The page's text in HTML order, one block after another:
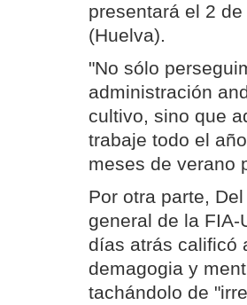
presentará el 2
(Huelva).
"No sólo
administración
cultivo, sino que
trabaje todo el
meses de verano
Por otra parte,
general de la FIA-
días atrás calificó
demagogia y
tachándolo de